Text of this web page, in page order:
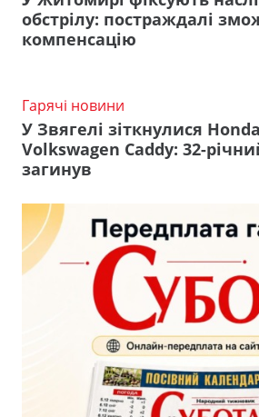
обстрілу: постраждалі
компенсацію
Гарячі новини
У Звягелі зіткнулися
Volkswagen Caddy: 32-
загинув